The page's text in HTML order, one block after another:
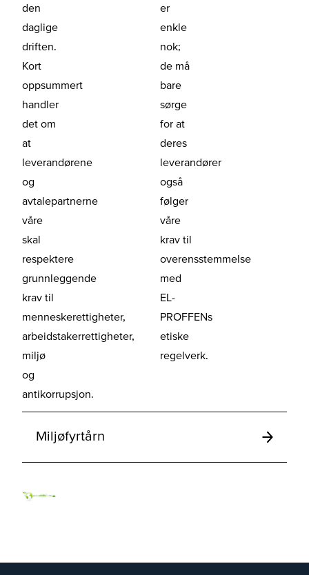
den
daglige
driften.
Kort
oppsummert
handler
det om
at
leverandørene
og
avtalepartnerne
våre
skal
respektere
grunnleggende
krav til
menneskerettigheter,
arbeidstakerrettigheter,
miljø
og
antikorrupsjon.
er
enkle
nok;
de må
bare
sørge
for at
deres
leverandører
også
følger
våre
krav til
overensstemmelse
med
EL-
PROFFENs
etiske
regelverk.
Miljøfyrtårn